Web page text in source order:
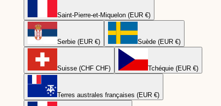
Saint-Pierre-et-Miquelon (EUR €)
Serbie (EUR €) Suède (EUR €)
Suisse (CHF CHF) Tchéquie (EUR €)
Terres australes françaises (EUR €)